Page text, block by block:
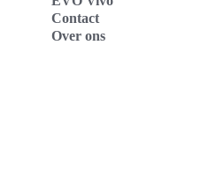
Contact
Over ons